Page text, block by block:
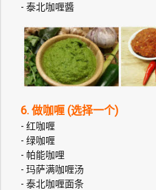
- 泰北咖喱醬
6. 做咖喱 (选择一个)
- 红咖喱
- 绿咖喱
- 帕能咖哩
- 玛萨满咖喱汤
- 泰北咖喱面条